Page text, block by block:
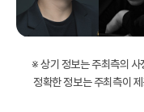
※ 상기 정보는 주최측의 사
정확한 정보는 주최측이